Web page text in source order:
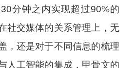
分钟之内实现超过90%的
社交媒体的关系管理上，无
，还是对于不同信息的梳理
人工智能的集成，甲骨文的